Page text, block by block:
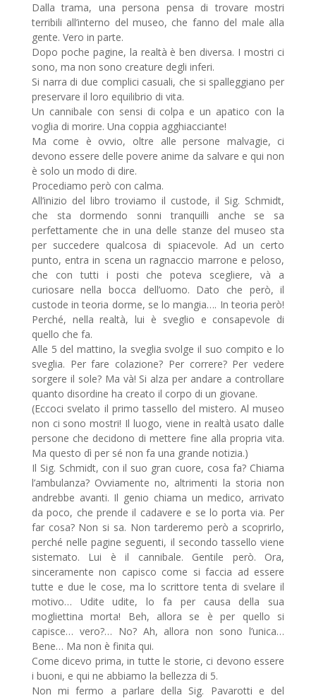
Dalla trama, una persona pensa di trovare mostri
terribili all’interno del museo, che fanno del male alla
gente. Vero in parte.
Dopo poche pagine, la realtà è ben diversa. I mostri ci
sono, ma non sono creature degli inferi.
Si narra di due complici casuali, che si spalleggiano per
preservare il loro equilibrio di vita.
Un cannibale con sensi di colpa e un apatico con la
voglia di morire. Una coppia agghiacciante!
Ma come è ovvio, oltre alle persone malvagie, ci
devono essere delle povere anime da salvare e qui non
è solo un modo di dire.
Procediamo però con calma.
All’inizio del libro troviamo il custode, il Sig. Schmidt,
che sta dormendo sonni tranquilli anche se sa
perfettamente che in una delle stanze del museo sta
per succedere qualcosa di spiacevole. Ad un certo
punto, entra in scena un ragnaccio marrone e peloso,
che con tutti i posti che poteva scegliere, và a
curiosare nella bocca dell’uomo. Dato che però, il
custode in teoria dorme, se lo mangia…. In teoria però!
Perché, nella realtà, lui è sveglio e consapevole di
quello che fa.
Alle 5 del mattino, la sveglia svolge il suo compito e lo
sveglia. Per fare colazione? Per correre? Per vedere
sorgere il sole? Ma và! Si alza per andare a controllare
quanto disordine ha creato il corpo di un giovane.
(Eccoci svelato il primo tassello del mistero. Al museo
non ci sono mostri! Il luogo, viene in realtà usato dalle
persone che decidono di mettere fine alla propria vita.
Ma questo dì per sé non fa una grande notizia.)
Il Sig. Schmidt, con il suo gran cuore, cosa fa? Chiama
l’ambulanza? Ovviamente no, altrimenti la storia non
andrebbe avanti. Il genio chiama un medico, arrivato
da poco, che prende il cadavere e se lo porta via. Per
far cosa? Non si sa. Non tarderemo però a scoprirlo,
perché nelle pagine seguenti, il secondo tassello viene
sistemato. Lui è il cannibale. Gentile però. Ora,
sinceramente non capisco come si faccia ad essere
tutte e due le cose, ma lo scrittore tenta di svelare il
motivo… Udite udite, lo fa per causa della sua
mogliettina morta! Beh, allora se è per quello si
capisce… vero?… No? Ah, allora non sono l’unica…
Bene… Ma non è finita qui.
Come dicevo prima, in tutte le storie, ci devono essere
i buoni, e qui ne abbiamo la bellezza di 5.
Non mi fermo a parlare della Sig. Pavarotti e del